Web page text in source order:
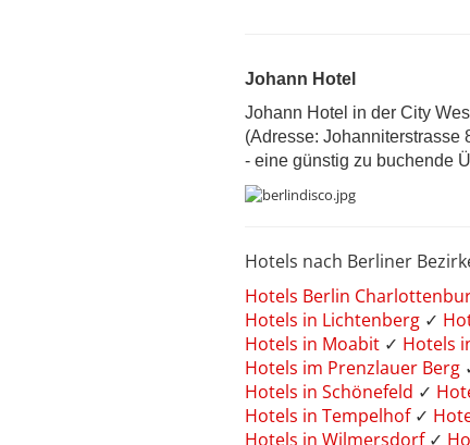
Johann Hotel
Johann Hotel in der City
(Adresse: Johanniterstrasse
- eine günstig zu buchende
Hotels nach Berliner
Hotels Berlin
Hotels in Lichtenberg ✓
Hotels in Moabit ✓ Hotels
Hotels im Prenzlauer Berg
Hotels in Schönefeld ✓
Hotels in Tempelhof ✓
Hotels in Wilmersdorf ✓